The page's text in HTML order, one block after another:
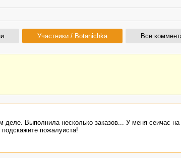
Участники / Botanichka Все
деле. Выполнила несколько заказов... У меня сеичас на
пожалуиста!